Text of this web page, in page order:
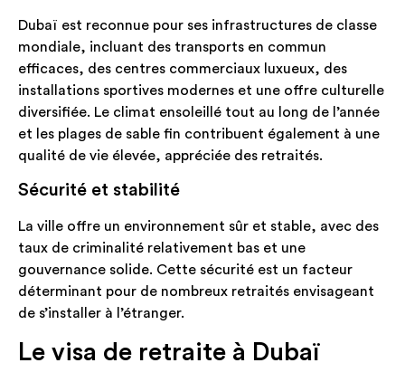
Dubaï est reconnue pour ses infrastructures de classe
mondiale, incluant des transports en commun
efficaces, des centres commerciaux luxueux, des
installations sportives modernes et une offre culturelle
diversifiée. Le climat ensoleillé tout au long de l’année
et les plages de sable fin contribuent également à une
qualité de vie élevée, appréciée des retraités.
Sécurité et stabilité
La ville offre un environnement sûr et stable, avec des
taux de criminalité relativement bas et une
gouvernance solide. Cette sécurité est un facteur
déterminant pour de nombreux retraités envisageant
de s’installer à l’étranger.
Le visa de retraite à Dubaï